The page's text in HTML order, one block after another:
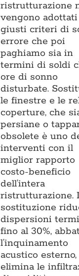
ristrutturazione
vengono
giusti criteri di
errore che poi
paghiamo sia in
termini di soldi
ore di sonno
disturbate.
le finestre e le
coperture, che
persiane o
obsolete è uno
interventi con il
miglior rapporto
costo-beneficio
dell’intera
ristrutturazione.
sostituzione
dispersioni
fino al 30%,
l’inquinamento
acustico esterno,
elimina le